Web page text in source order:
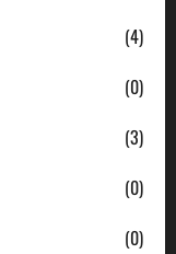
(4)
(0)
(3)
(0)
(0)